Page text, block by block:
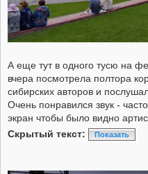
А еще тут в одного тусю на
вчера посмотрела полтора
сибирских авторов и
Очень понравился звук -
экран чтобы было видно
Скрытый текст:
Показать